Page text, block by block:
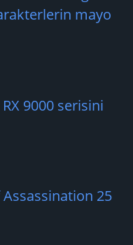
mayo
9000 serisini
25